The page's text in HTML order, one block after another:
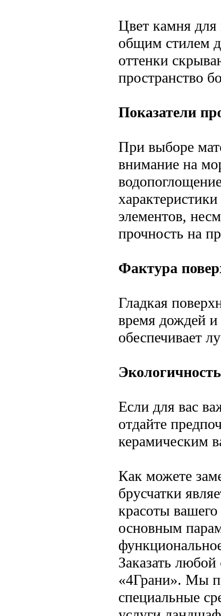
Цвет камня
общим стилем
оттенки
пространство
Показатели
При выборе
внимание на
элементов,
прочность на
Фактура
Гладкая
время дождей и
обеспечивает
Экологичность
Если для вас
отдайте
керамическим
Как можете
брусчатки
красоты
основным
Заказать
«4Грани». Мы
специальные